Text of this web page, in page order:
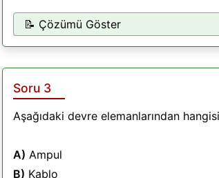
📝 Çözümü Göster
Soru 3
Aşağıdaki devre elemanlarından
A) Ampul
B) Kablo